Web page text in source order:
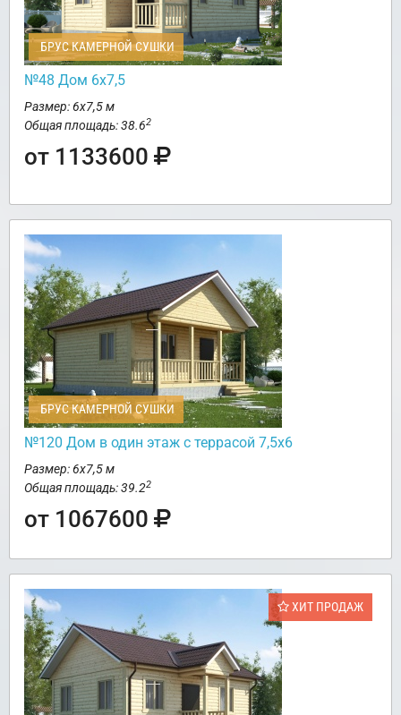
БРУС КАМЕРНОЙ СУШКИ
№48 Дом 6х7,5
Размер: 6х7,5 м
Общая площадь: 38.62
от 1133600
БРУС КАМЕРНОЙ СУШКИ
№120 Дом в один этаж с террасой 7,5х6
Размер: 6х7,5 м
Общая площадь: 39.22
от 1067600
ХИТ ПРОДАЖ